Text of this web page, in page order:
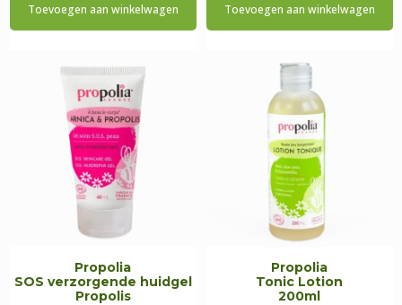
Toevoegen aan winkelwagen Toevoegen aan winkelwagen
Propolia
SOS verzorgende huidgel
Propolis
Propolia
Tonic Lotion
200ml